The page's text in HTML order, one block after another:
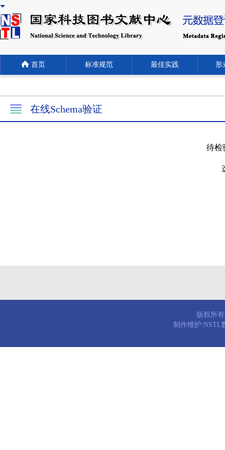
首页 标准规范 最佳实践 形
在线Schema验证
待检
版权所
制作维护:NSTL